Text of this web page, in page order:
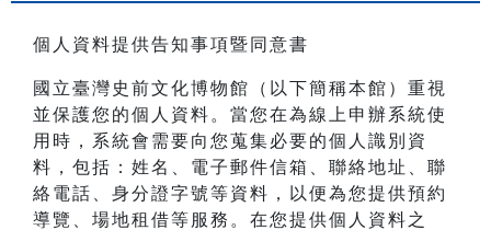
個人資料提供告知事項暨同意書
國立臺灣史前文化博物館（以下簡稱本館）重視
並保護您的個人資料。當您在為線上申辦系統使
用時，系統會需要向您蒐集必要的個人識別資
料，包括：姓名、電子郵件信箱、聯絡地址、聯
絡電話、身分證字號等資料，以便為您提供預約
導覽、場地租借等服務。在您提供個人資料之